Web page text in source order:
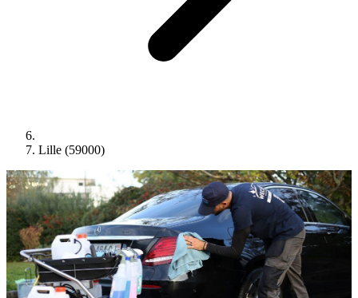
Lille (59000)